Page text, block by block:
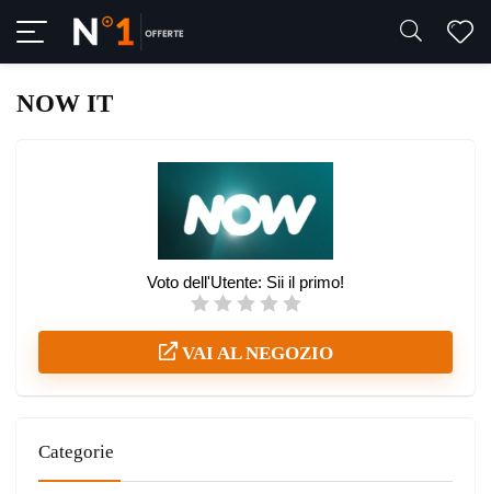
NOW IT
Voto dell'Utente: Sii il primo!
VAI AL NEGOZIO
Categorie